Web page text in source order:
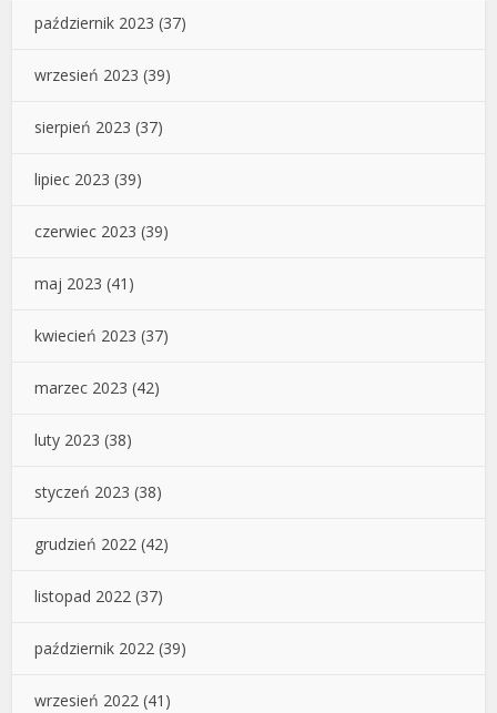
październik 2023 (37)
wrzesień 2023 (39)
sierpień 2023 (37)
lipiec 2023 (39)
czerwiec 2023 (39)
maj 2023 (41)
kwiecień 2023 (37)
marzec 2023 (42)
luty 2023 (38)
styczeń 2023 (38)
grudzień 2022 (42)
listopad 2022 (37)
październik 2022 (39)
wrzesień 2022 (41)